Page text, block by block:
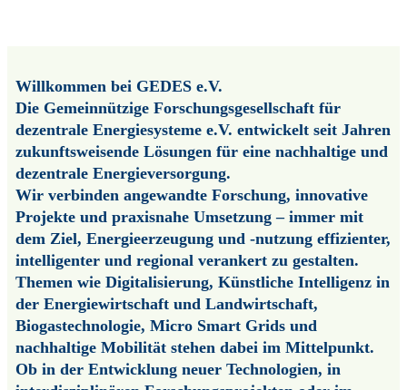
Willkommen bei GEDES e.V.
Die Gemeinnützige Forschungsgesellschaft für
dezentrale Energiesysteme e.V. entwickelt seit Jahren
zukunftsweisende Lösungen für eine nachhaltige und
dezentrale Energieversorgung.
Wir verbinden angewandte Forschung, innovative
Projekte und praxisnahe Umsetzung – immer mit
dem Ziel, Energieerzeugung und -nutzung effizienter,
intelligenter und regional verankert zu gestalten.
Themen wie Digitalisierung, Künstliche Intelligenz in
der Energiewirtschaft und Landwirtschaft,
Biogastechnologie, Micro Smart Grids und
nachhaltige Mobilität stehen dabei im Mittelpunkt.
Ob in der Entwicklung neuer Technologien, in